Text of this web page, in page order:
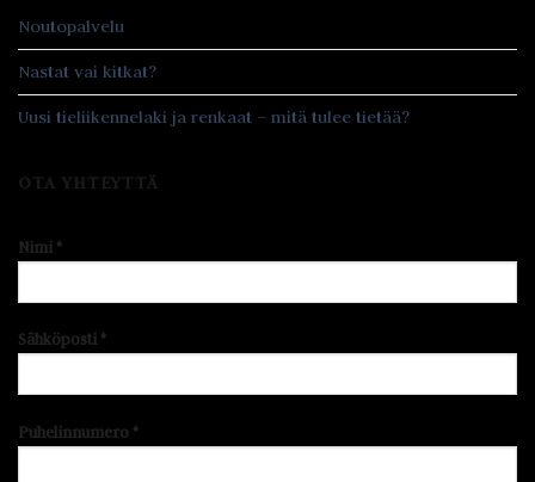
Noutopalvelu
Nastat vai kitkat?
Uusi tieliikennelaki ja renkaat – mitä tulee tietää?
OTA YHTEYTTÄ
Nimi *
Sähköposti *
Puhelinnumero *